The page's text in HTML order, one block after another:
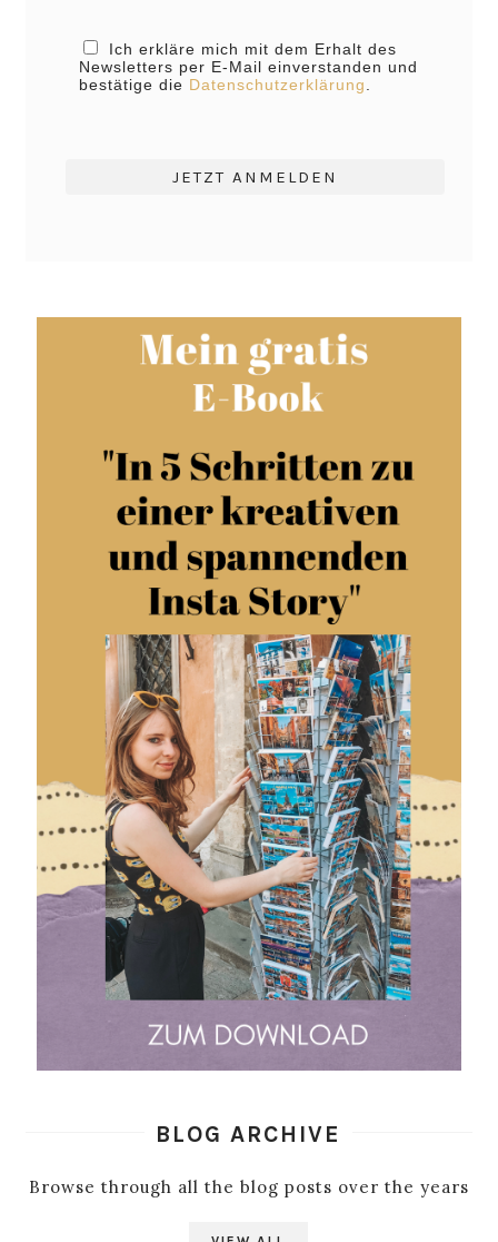
Ich erkläre mich mit dem Erhalt des
Newsletters per E-Mail einverstanden und
bestätige die Datenschutzerklärung
BLOG ARCHIVE
Browse through all the blog posts over the years